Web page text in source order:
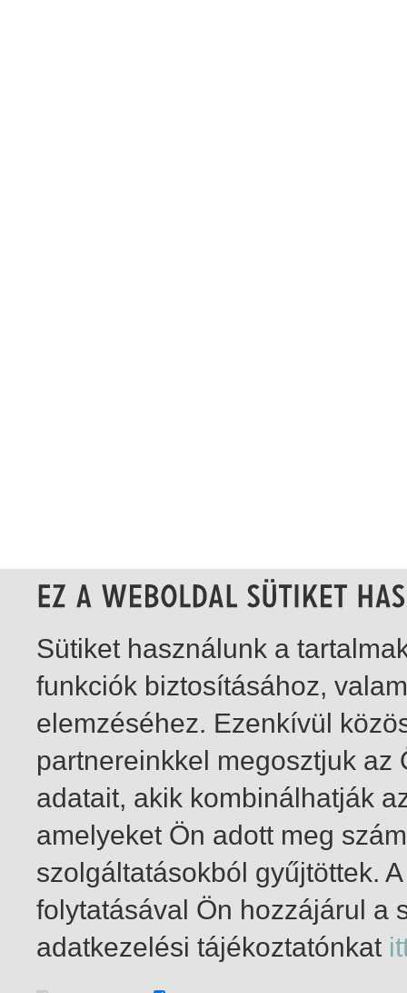
1-1 / total 1 hit
Sütiket használunk a
funkciók biztosításához,
elemzéséhez. Ezenkívül
partnereinkkel megosztjuk
adatait, akik kombinálhatják
amelyeket Ön adott meg
szolgáltatásokból gyűjtöttek.
folytatásával Ön hozzájárul a
adatkezelési tájékoztatónkat